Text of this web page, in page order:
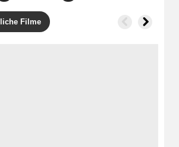
Filme